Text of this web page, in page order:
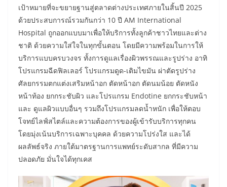
เป้าหมายที่จะขยายฐานสู่ตลาดต่างประเทศภายในสิ้นปี 2025
ด้วยประสบการณ์รวมกันกว่า 10 ปี AM International
Hospital ถูกออกแบบมาเพื่อให้บริการทั้งลูกค้าชาวไทยและต่าง
ชาติ ด้วยความใส่ใจในทุกขั้นตอน โดยมีความพร้อมในการให้
บริการแบบครบวงจร ทั้งการดูแลเรื่องผิวพรรณและรูปร่าง อาทิ
โปรแกรมฉีดฟิลเลอร์ โปรแกรมดูด-เติมไขมัน ผ่าตัดรูปร่าง
ศัลยกรรมตกแต่งเสริมหน้าอก ตัดหน้าอก ตัดนมน้อย ตัดหนัง
หน้าท้อง ยกกระชับผิว และโปรแกรม Endotine ยกกระชับหน้า
และ ดูแลผิวแบบอื่นๆ รวมถึงโปรแกรมลดน้ำหนัก เพื่อให้ตอบ
โจทย์ไลฟ์สไตล์และความต้องการของผู้เข้ารับบริการทุกคน
โดยมุ่งเน้นบริการเฉพาะบุคคล ด้วยความโปร่งใส และได้
ผลลัพธ์จริง ภายใต้มาตรฐานการแพทย์ระดับสากล ที่มีความ
ปลอดภัย มั่นใจได้ทุกเคส